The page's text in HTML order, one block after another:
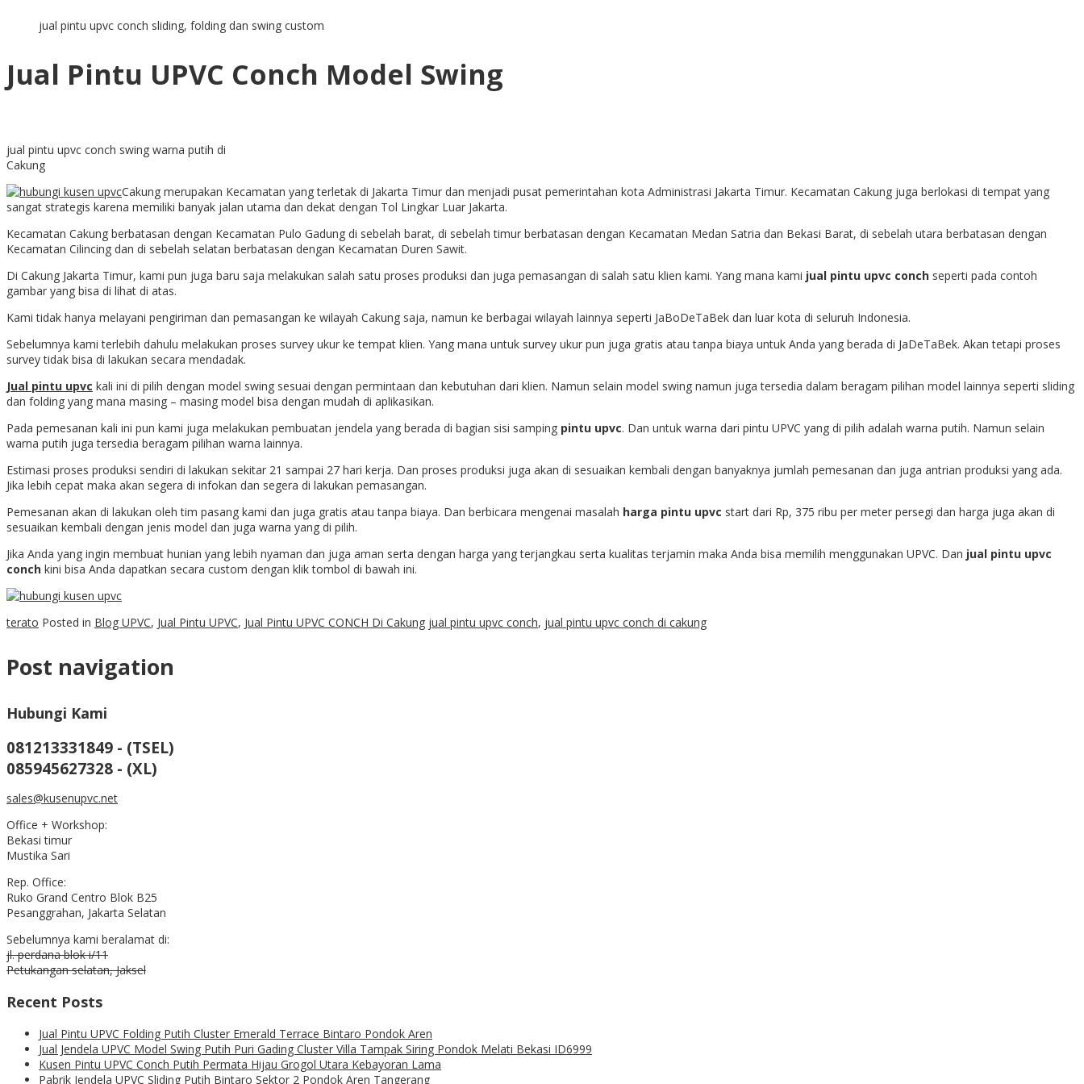
jual pintu upvc conch sliding, folding dan swing custom
Jual Pintu UPVC Conch Model Swing
jual pintu upvc conch swing warna putih di
Cakung
Cakung merupakan Kecamatan yang terletak di Jakarta Timur dan menjadi pusat pemerintahan kota Administrasi Jakarta Timur. Kecamatan Cakung juga berlokasi di tempat yang
sangat strategis karena memiliki banyak jalan utama dan dekat dengan Tol Lingkar Luar Jakarta.
Kecamatan Cakung berbatasan dengan Kecamatan Pulo Gadung di sebelah barat, di sebelah timur berbatasan dengan Kecamatan Medan Satria dan Bekasi Barat, di sebelah utara berbatasan dengan
Kecamatan Cilincing dan di sebelah selatan berbatasan dengan Kecamatan Duren Sawit.
Di Cakung Jakarta Timur, kami pun juga baru saja melakukan salah satu proses produksi dan juga pemasangan di salah satu klien kami. Yang mana kami jual pintu upvc conch seperti pada contoh
gambar yang bisa di lihat di atas.
Kami tidak hanya melayani pengiriman dan pemasangan ke wilayah Cakung saja, namun ke berbagai wilayah lainnya seperti JaBoDeTaBek dan luar kota di seluruh Indonesia.
Sebelumnya kami terlebih dahulu melakukan proses survey ukur ke tempat klien. Yang mana untuk survey ukur pun juga gratis atau tanpa biaya untuk Anda yang berada di JaDeTaBek. Akan tetapi proses
survey tidak bisa di lakukan secara mendadak.
Jual pintu upvc kali ini di pilih dengan model swing sesuai dengan permintaan dan kebutuhan dari klien. Namun selain model swing namun juga tersedia dalam beragam pilihan model lainnya seperti sliding
dan folding yang mana masing – masing model bisa dengan mudah di aplikasikan.
Pada pemesanan kali ini pun kami juga melakukan pembuatan jendela yang berada di bagian sisi samping pintu upvc. Dan untuk warna dari pintu UPVC yang di pilih adalah warna putih. Namun selain
warna putih juga tersedia beragam pilihan warna lainnya.
Estimasi proses produksi sendiri di lakukan sekitar 21 sampai 27 hari kerja. Dan proses produksi juga akan di sesuaikan kembali dengan banyaknya jumlah pemesanan dan juga antrian produksi yang ada.
Jika lebih cepat maka akan segera di infokan dan segera di lakukan pemasangan.
Pemesanan akan di lakukan oleh tim pasang kami dan juga gratis atau tanpa biaya. Dan berbicara mengenai masalah harga pintu upvc start dari Rp, 375 ribu per meter persegi dan harga juga akan di
sesuaikan kembali dengan jenis model dan juga warna yang di pilih.
Jika Anda yang ingin membuat hunian yang lebih nyaman dan juga aman serta dengan harga yang terjangkau serta kualitas terjamin maka Anda bisa memilih menggunakan UPVC. Dan jual pintu upvc
conch kini bisa Anda dapatkan secara custom dengan klik tombol di bawah ini.
terato Posted in Blog UPVC, Jual Pintu UPVC, Jual Pintu UPVC CONCH Di Cakung jual pintu upvc conch, jual pintu upvc conch di cakung
Post navigation
Hubungi Kami
081213331849 - (TSEL)
085945627328 - (XL)
sales@kusenupvc.net
Office + Workshop:
Bekasi timur
Mustika Sari
Rep. Office:
Ruko Grand Centro Blok B25
Pesanggrahan, Jakarta Selatan
Sebelumnya kami beralamat di:
jl. perdana blok i/11
Petukangan selatan, Jaksel
Recent Posts
Jual Pintu UPVC Folding Putih Cluster Emerald Terrace Bintaro Pondok Aren
Jual Jendela UPVC Model Swing Putih Puri Gading Cluster Villa Tampak Siring Pondok Melati Bekasi ID6999
Kusen Pintu UPVC Conch Putih Permata Hijau Grogol Utara Kebayoran Lama
Pabrik Jendela UPVC Sliding Putih Bintaro Sektor 2 Pondok Aren Tangerang